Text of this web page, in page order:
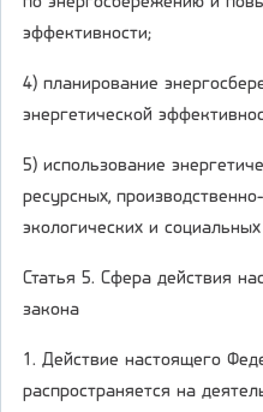
эффективности;
4) планирование
энергетической
5) использование
ресурсных,
экологических и
Статья 5. Сфера действия
закона
1. Действие настоящего
распространяется на